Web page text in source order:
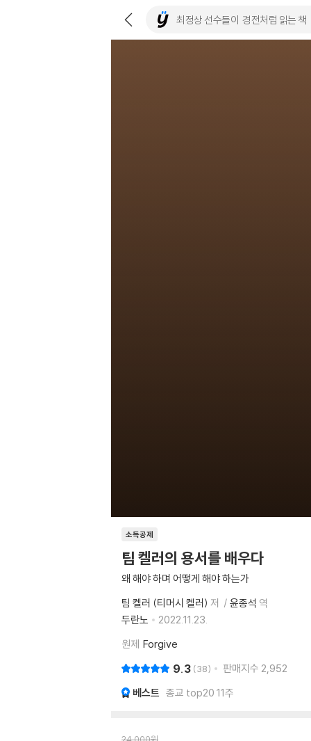
소득공제
팀 켈러의 용서를 배우다
왜 해야 하며 어떻게 해야 하는가
팀 켈러 (티머시 켈러) 저 윤종석 역
두란노
2022.11.23.
원제 Forgive
9.3 38 판매지수 2,952
베스트 종교 top20 11주